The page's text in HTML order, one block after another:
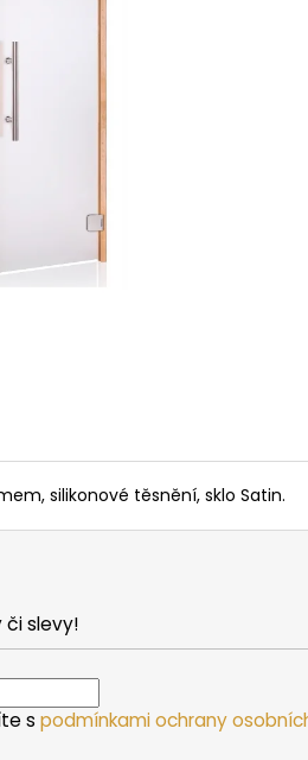
silikonové těsnění, sklo Satin.
SAUNOVÁ
či slevy!
s podmínkami ochrany